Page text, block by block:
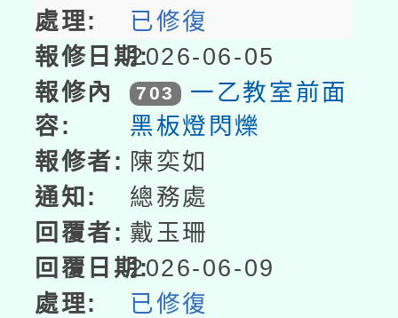
已修復
2026-06-05
703
一乙教室前面
黑板燈閃爍
陳奕如
總務處
戴玉珊
2026-06-09
已修復